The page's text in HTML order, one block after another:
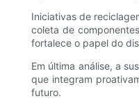
Iniciativas de
coleta de
fortalece o papel do
Em última análise, a
que integram
futuro.